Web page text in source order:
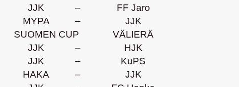
JJK –
FF Jaro
MYPA –
JJK
SUOMEN CUP
VÄLIERÄ
JJK –
HJK
JJK –
KuPS
HAKA –
JJK